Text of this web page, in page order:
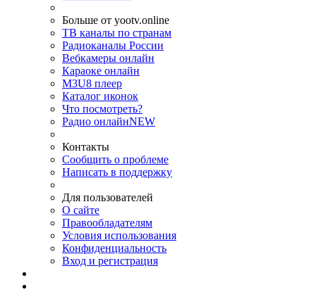
Больше от yootv.online
ТВ каналы по странам
Радиоканалы России
Вебкамеры онлайн
Караоке онлайн
M3U8 плеер
Каталог иконок
Что посмотреть?
Радио онлайнNEW
Контакты
Сообщить о проблеме
Написать в поддержку
Для пользователей
О сайте
Правообладателям
Условия использования
Конфиденциальность
Вход и регистрация